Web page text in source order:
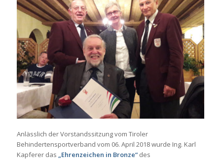
Anlässlich der Vorstandssitzung vom Tiroler
Behindertensportverband vom 06. April 2018 wurde Ing. Karl
Kapferer das „Ehrenzeichen in Bronze“ des